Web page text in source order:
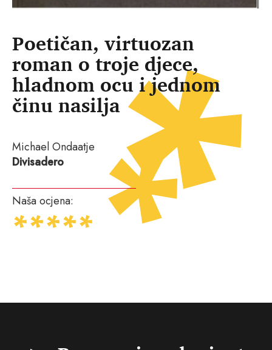
Poetičan, virtuozan
roman o troje djece,
hladnom ocu i jednom
činu nasilja
Michael Ondaatje
Divisadero
Naša ocjena: